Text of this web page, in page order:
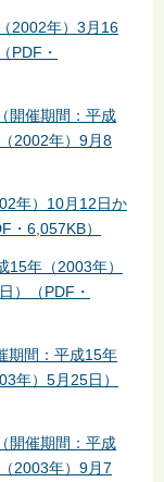
2002年）3月16
PDF・
開催期間：平成
2002年）9月8
年）10月12日か
・6,057KB）
15年（2003年）
）（PDF・
期間：平成15年
年）5月25日）
開催期間：平成
2003年）9月7